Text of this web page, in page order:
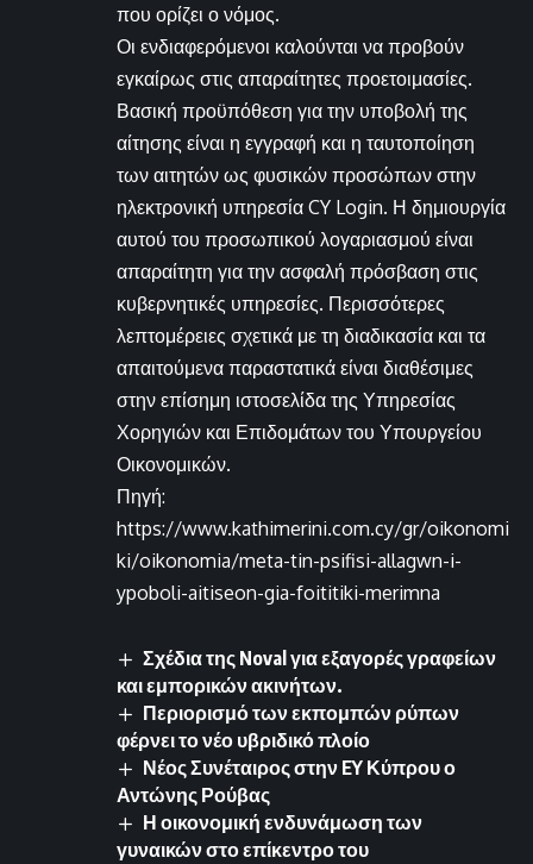
που ορίζει ο νόμος.
Οι ενδιαφερόμενοι καλούνται να προβούν
εγκαίρως στις απαραίτητες προετοιμασίες.
Βασική προϋπόθεση για την υποβολή της
αίτησης είναι η εγγραφή και η ταυτοποίηση
των αιτητών ως φυσικών προσώπων στην
ηλεκτρονική υπηρεσία CY Login. Η δημιουργία
αυτού του προσωπικού λογαριασμού είναι
απαραίτητη για την ασφαλή πρόσβαση στις
κυβερνητικές υπηρεσίες. Περισσότερες
λεπτομέρειες σχετικά με τη διαδικασία και τα
απαιτούμενα παραστατικά είναι διαθέσιμες
στην επίσημη ιστοσελίδα της Υπηρεσίας
Χορηγιών και Επιδομάτων του Υπουργείου
Οικονομικών.
Πηγή:
https://www.kathimerini.com.cy/gr/oikonomi
ki/oikonomia/meta-tin-psifisi-allagwn-i-
ypoboli-aitiseon-gia-foititiki-merimna
Σχέδια της Noval για εξαγορές γραφείων
και εμπορικών ακινήτων.
Περιορισμό των εκπομπών ρύπων
φέρνει το νέο υβριδικό πλοίο
Νέος Συνέταιρος στην EY Κύπρου ο
Αντώνης Ρούβας
Η οικονομική ενδυνάμωση των
γυναικών στο επίκεντρο του